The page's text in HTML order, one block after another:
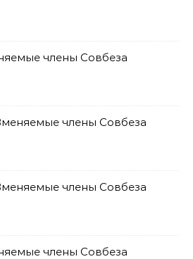
члены Совбеза
члены Совбеза
члены Совбеза
члены Совбеза